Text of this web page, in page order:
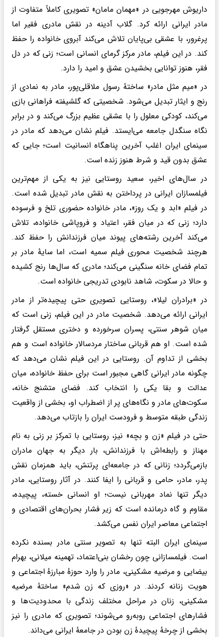
داریوش مهرجویی در «مهمان مامان» تصویری کاملاً متفاوت از
مادر ایرانی ارائه کرد. گلاب آدینه در نقش مادری فقیر اما
پرغرور، با عشقی بی‌پایان تلاش می‌کند آبروی خانواده را حفظ
کند. در این فیلم، مادر مرکز گرمای انسانی است؛ زنی که در دل
فقر، هنوز توانایی بخشیدن عشق و امید را دارد.
در «میم مثل مادر» ساختهٔ رسول ملاقلی‌پور، مادر به نمادی از
رنج و ایثار تبدیل می‌شود. شخصیتی که گلشیفته فراهانی بازی
می‌کند، کودکی معلول را با عشقی عظیم بزرگ می‌کند و در برابر
نگاه سنگدل جامعه می‌ایستد. فیلم نشان می‌دهد که مادر در
سینمای ایران اغلب آخرین پناهگاه انسانیت است؛ جایی که
عشق بدون قید و شرط هنوز زنده است.
در سال‌های اخیر، سعید روستایی نیز به یکی از مهم‌ترین
فیلمسازان ایرانی در پرداختن به نقش مادر تبدیل شده است.
در فیلم «ابد و یک روز»، مادر خانواده حضوری تلخ و فرسوده
دارد؛ زنی که در میان فقر، اعتیاد و فروپاشی خانواده، تلاش
می‌کند آخرین رشته‌های پیوند میان فرزندانش را حفظ کند.
هرچند شخصیت محوری فیلم سمیه است، اما سایهٔ مادر بر
تمام فضای خانه سنگینی می‌کند؛ مادری که سال‌ها رنج کشیده
و حالا در سکوت، شاهد نابودی تدریجی خانواده است.
در «برادران لیلا»، روستایی تصویری حتی پیچیده‌تر از مادر
ایرانی ارائه می‌دهد. شخصیت مادر در این فیلم، زنی است که
میان شوهر سنتی، پسران سرخورده و دختری مستقل گرفتار
شده است. او هم قربانی ساختار مردسالار خانواده است و هم
بخشی از تداوم آن. روستایی در این فیلم نشان می‌دهد که
چگونه مادر ایرانی گاهی مجبور است برای حفظ خانواده، میان
عدالت و بقا یکی را انتخاب کند. فضای متشنج خانه،
سکوت‌های مادر و نگاه‌های پر از اضطراب او، بخشی از واقعیت
زندگی طبقه متوسط و فرودست ایران را بازتاب می‌دهد.
حتی در فیلم «زن و بچه» نیز، روستایی با تمرکز بر زنی به نام
مهناز و رابطه‌اش با فرزندانش، بار دیگر به جهان مادران
بازمی‌گردد؛ زنانی که در جامعه‌ای پرتنش، باید همزمان نقش
پدر، مادر، حامی و قربانی را ایفا کنند. در آثار روستایی، مادر
دیگر تنها نماد مهربانی نیست؛ او انسانی خسته، پیچیده،
مقاوم و گاه درمانده است که زیر فشار بحران‌های اقتصادی و
اجتماعی معاصر ایران نفس می‌کشد.
سینمای ایران البته تنها به تصویر سنتی مادر بسنده نکرده
است. فیلمسازانی چون رخشان بنی‌اعتماد، تهمینه میلانی، بهرام
بیضایی و مرضیه مشکینی، مادر را وارد حوزهٔ مبارزهٔ اجتماعی و
هویت زنانه کردند. در «روزی که زن شدم» ساختهٔ مرضیه
مشکینی، زنان در مراحل مختلف زندگی با محدودیت‌ها و
فشارهای اجتماعی روبه‌رو می‌شوند؛ تصویری که مادری را نیز
بخشی از چرخهٔ پیچیدهٔ زن بودن در جامعهٔ ایرانی می‌داند.